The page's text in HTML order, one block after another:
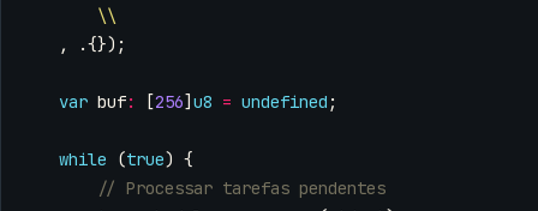
\\
,
.{});
var buf: [256] u8 = undefined ;
while (true) {